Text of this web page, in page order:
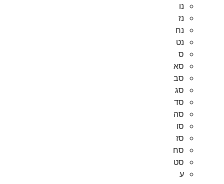
נו
נז
נח
נט
ס
סא
סב
סג
סד
סה
סו
סז
סח
סט
ע